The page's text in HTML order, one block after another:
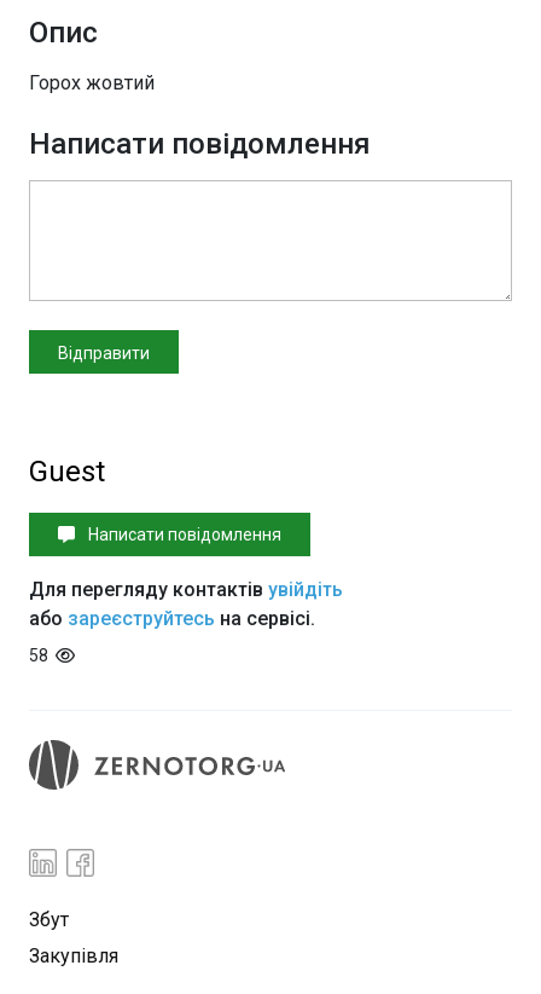
Опис
Горох жовтий
Написати повідомлення
Guest
Написати повідомлення
Для перегляду контактів увійдіть
або зареєструйтесь на сервісі.
58
Збут
Закупівля